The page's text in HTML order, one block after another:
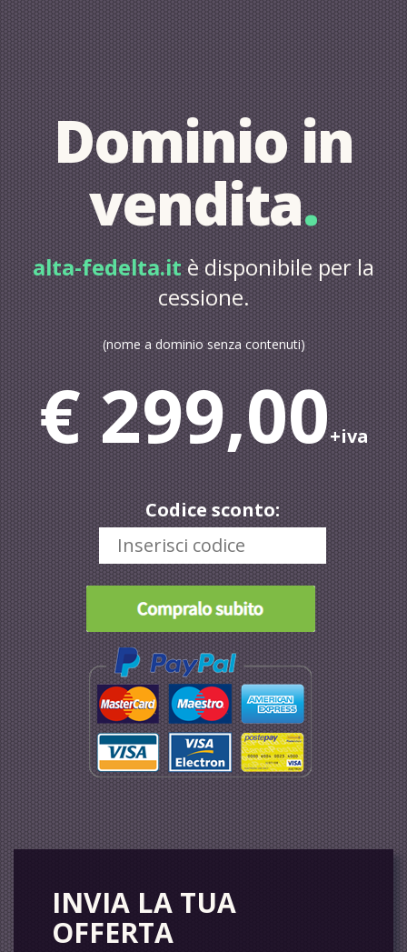
Dominio in
vendita.
alta-fedelta.itè disponibile per la
cessione.
(nome a dominio senza contenuti)
€ 299,00+iva
Codice sconto:
INVIA LA TUA
OFFERTA